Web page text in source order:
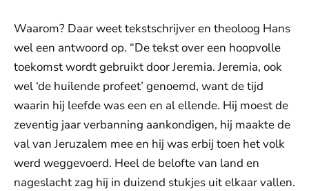
Waarom? Daar weet tekstschrijver en theoloog Hans
wel een antwoord op. “De tekst over een hoopvolle
toekomst wordt gebruikt door Jeremia. Jeremia, ook
wel ‘de huilende profeet’ genoemd, want de tijd
waarin hij leefde was een en al ellende. Hij moest de
zeventig jaar verbanning aankondigen, hij maakte de
val van Jeruzalem mee en hij was erbij toen het volk
werd weggevoerd. Heel de belofte van land en
nageslacht zag hij in duizend stukjes uit elkaar vallen.